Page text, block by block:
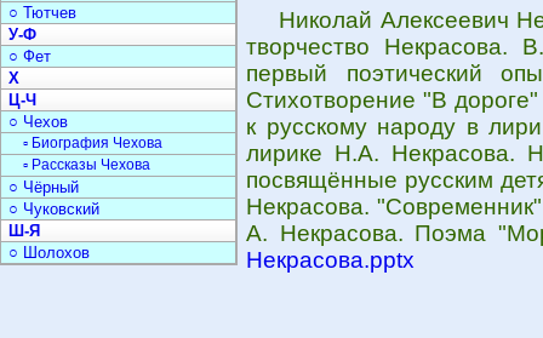
Николай Алексеевич
творчество Некрасова.
первый поэтический
Стихотворение "В
к русскому народу в
лирике Н.А. Некрасова.
посвящённые русским
Некрасова.
А. Некрасова. Поэма
Некрасова.pptx
○ Тютчев
У-Ф
○ Фет
Х
Ц-Ч
○ Чехов
▫ Биография Чехова
▫ Рассказы Чехова
○ Чёрный
○ Чуковский
Ш-Я
○ Шолохов